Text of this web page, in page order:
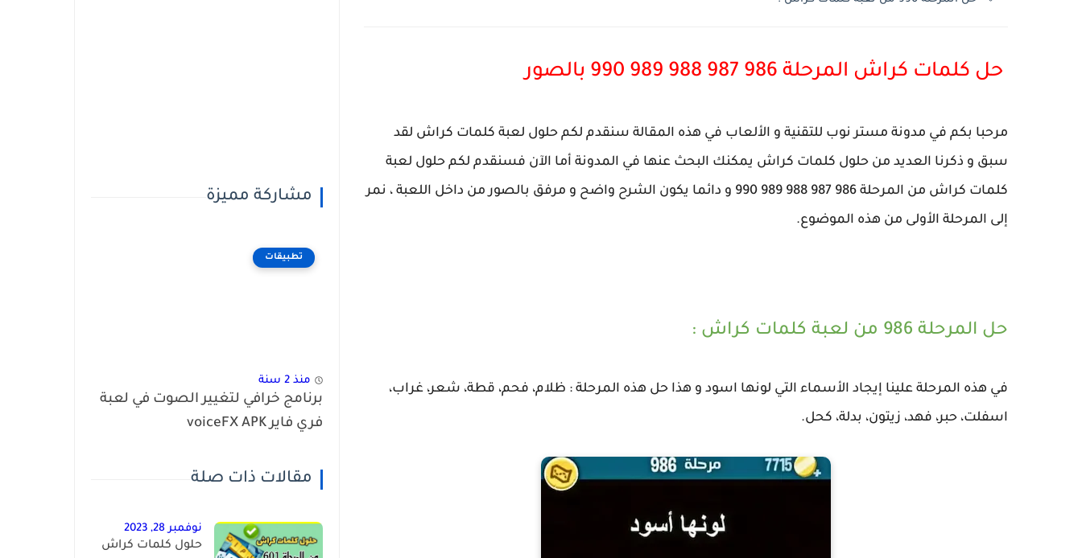
حل كلمات كراش المرحلة 986 987 988 989 990 بالصور
مرحبا بكم في مدونة مستر نوب للتقنية و الألعاب في هذه المقالة سنقدم لكم حلول لعبة كلمات كراش لقد
سبق و ذكرنا العديد من حلول كلمات كراش يمكنك البحث عنها في المدونة أما الآن فسنقدم لكم حلول لعبة
كلمات كراش من المرحلة 986 987 988 989 990 و دائما يكون الشرح واضح و مرفق بالصور من داخل اللعبة ، نمر
إلى المرحلة الأولى من هذه الموضوع.
حل المرحلة 986 من لعبة كلمات كراش :
في هذه المرحلة علينا إيجاد الأسماء التي لونها اسود و هذا حل هذه المرحلة : ظلام، فحم، قطة، شعر، غراب،
اسفلت، حبر، فهد، زيتون، بدلة، كحل.
مشاركة مميزة
تطبيقات
منذ 2 سنة
برنامج خرافي لتغيير الصوت في لعبة
فري فاير voiceFX APK
مقالات ذات صلة
نوفمبر 28, 2023
حلول كلمات كراش